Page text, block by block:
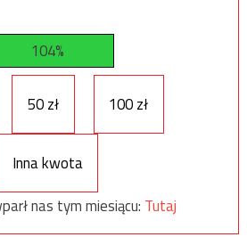
104%
50 zł 100 zł
Inna kwota
nas tym miesiącu: Tutaj